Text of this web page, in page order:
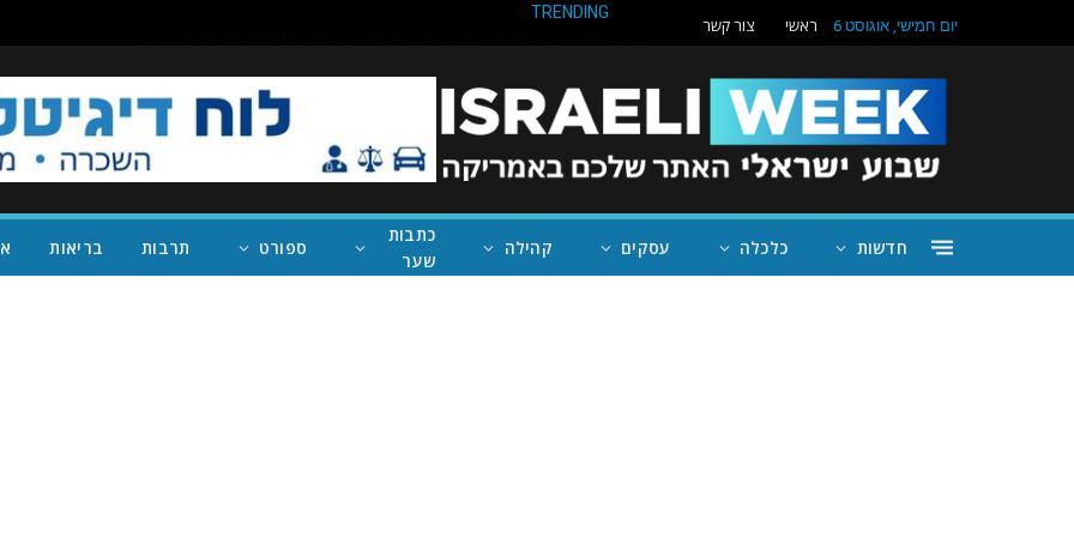
יום חמישי, אוגוסט 6 ראשי צור קשר TRENDING
חדשות כלכלה עסקים קהילה
כתבות
שער
ספורט תרבות בריאות